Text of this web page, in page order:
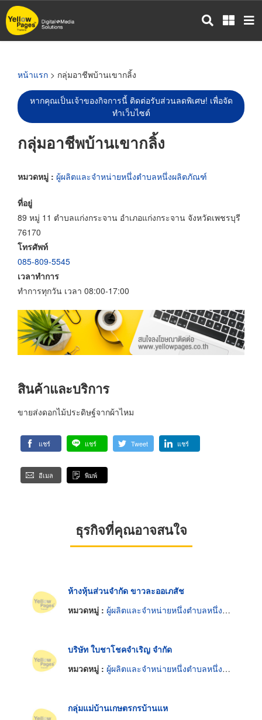
ข้าม
ไป
หน้าแรก > กลุ่มอาชีพบ้านเขากลิ้ง
หากคุณเป็นเจ้าของกิจการนี้ ติดต่อรับส่วนลดพิเศษ! เพื่อจัด
ทำเว็บไซต์
กลุ่มอาชีพบ้านเขากลิ้ง
หมวดหมู่ : ผู้ผลิตและจำหน่ายหนึ่งตำบลหนึ่งผลิตภัณฑ์
ที่อยู่
89 หมู่ 11 ตำบลแก่งกระจาน อำเภอแก่งกระจาน จังหวัดเพชรบุรี
76170
โทรศัพท์
085-809-5545
เวลาทำการ
ทำการทุกวัน เวลา 08:00-17:00
สินค้าและบริการ
ขายส่งดอกไม้ประดิษฐ์จากผ้าไหม
แชร์ แชร์ Tweet แชร์
อีเมล พิมพ์
ธุรกิจที่คุณอาจสนใจ
ห้างหุ้นส่วนจำกัด ขาวละออเภสัช
หมวดหมู่ : ผู้ผลิตและจำหน่ายหนึ่งตำบลหนึ่งผลิตภัณฑ์
บริษัท ใบชาโชคจำเริญ จำกัด
หมวดหมู่ : ผู้ผลิตและจำหน่ายหนึ่งตำบลหนึ่งผลิตภัณฑ์
กลุ่มแม่บ้านเกษตรกรบ้านแห